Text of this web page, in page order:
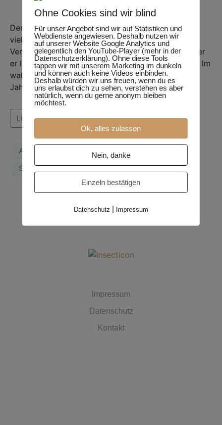
Der Dunkle Wiesenknopf-Ameisenbläuling sieht
vielleicht nicht so spektakulär aus, wie seine
Verwandten, einzigartig gefärbte Artgenossen, aber
er lebt ein Leben, das aufregender nicht sein kann. Im
wahrsten Sinne des Wortes. Wir haben ihn für ein
Jahr begleitet.
Lies weiter
Artenschutz Naturschutz Ameise
Schmetterling
Impressum
Datenschutz
Kontakt
Ohne Cookies sind wir blind
Für unser Angebot sind wir auf Statistiken und
Webdienste angewiesen. Deshalb nutzen wir
auf unserer Website Google Analytics und
gelegentlich den YouTube-Player (mehr in der
Datenschutzerklärung). Ohne diese Tools
tappen wir mit unserem Marketing im dunkeln
und können auch keine Videos einbinden.
Deshalb würden wir uns freuen, wenn du es
uns erlaubst dich zu sehen, verstehen es aber
natürlich, wenn du gerne anonym bleiben
möchtest.
Ok, alles zulassen
Nein, danke
Einzeln bestätigen
Datenschutz Impressum